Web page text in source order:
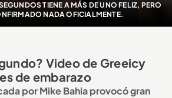
TIENE A MÁS DE UNO FELIZ, PERO
NADA OFICIALMENTE.
Video de Greeicy
de embarazo
por Mike Bahia provocó gran